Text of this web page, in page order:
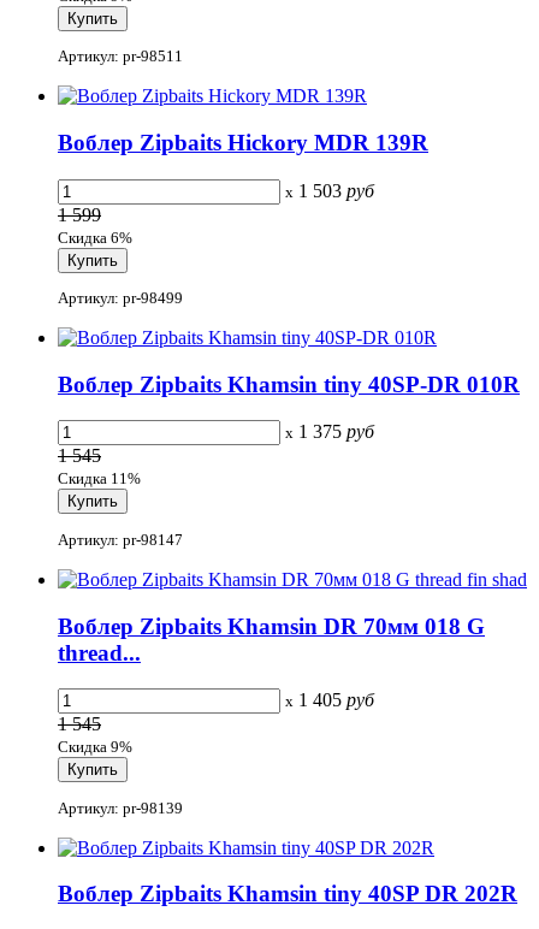
Артикул: pr-98511
Воблер Zipbaits Hickory MDR 139R
x 1 503 руб
1 599
Скидка 6%
Артикул: pr-98499
Воблер Zipbaits Khamsin tiny 40SP-DR 010R
x 1 375 руб
1 545
Скидка 11%
Артикул: pr-98147
Воблер Zipbaits Khamsin DR 70мм 018 G
thread...
x 1 405 руб
1 545
Скидка 9%
Артикул: pr-98139
Воблер Zipbaits Khamsin tiny 40SP DR 202R